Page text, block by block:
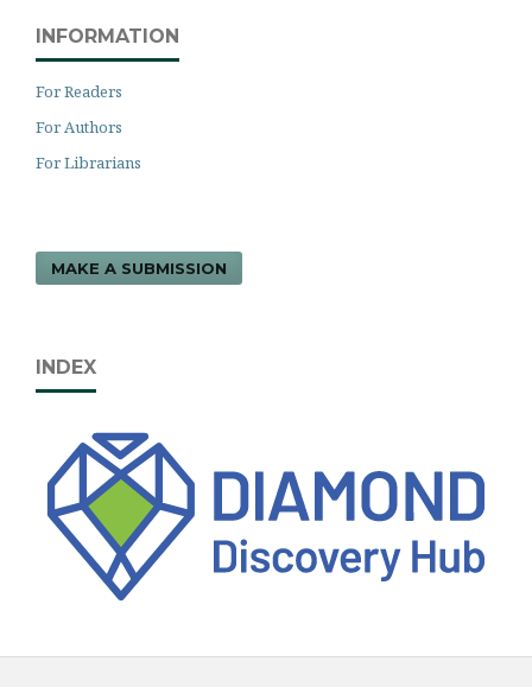
INFORMATION
For Readers
For Authors
For Librarians
MAKE A SUBMISSION
INDEX